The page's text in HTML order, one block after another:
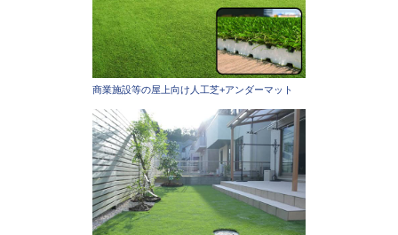
商業施設等の屋上向け人工芝+アンダーマット